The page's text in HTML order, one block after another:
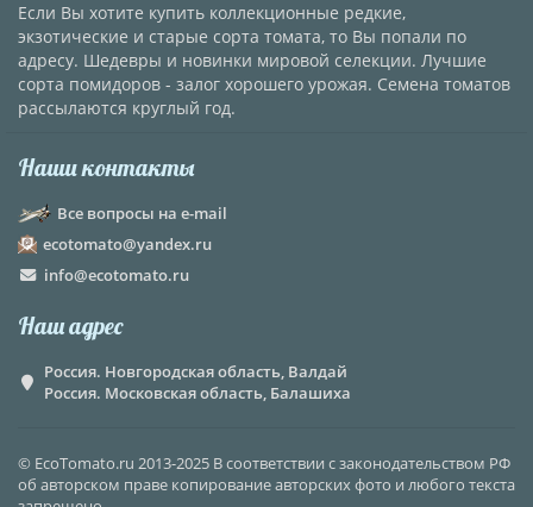
Если Вы хотите купить коллекционные редкие,
экзотические и старые сорта томата, то Вы попали по
адресу. Шедевры и новинки мировой селекции. Лучшие
сорта помидоров - залог хорошего урожая. Семена томатов
рассылаются круглый год.
Наши контакты
Все вопросы на e-mail
ecotomato@yandex.ru
info@ecotomato.ru
Наш адрес
Россия. Новгородская область, Валдай
Россия. Московская область, Балашиха
© EcoTomato.ru 2013-2025 В соответствии с законодательством РФ
об авторском праве копирование авторских фото и любого текста